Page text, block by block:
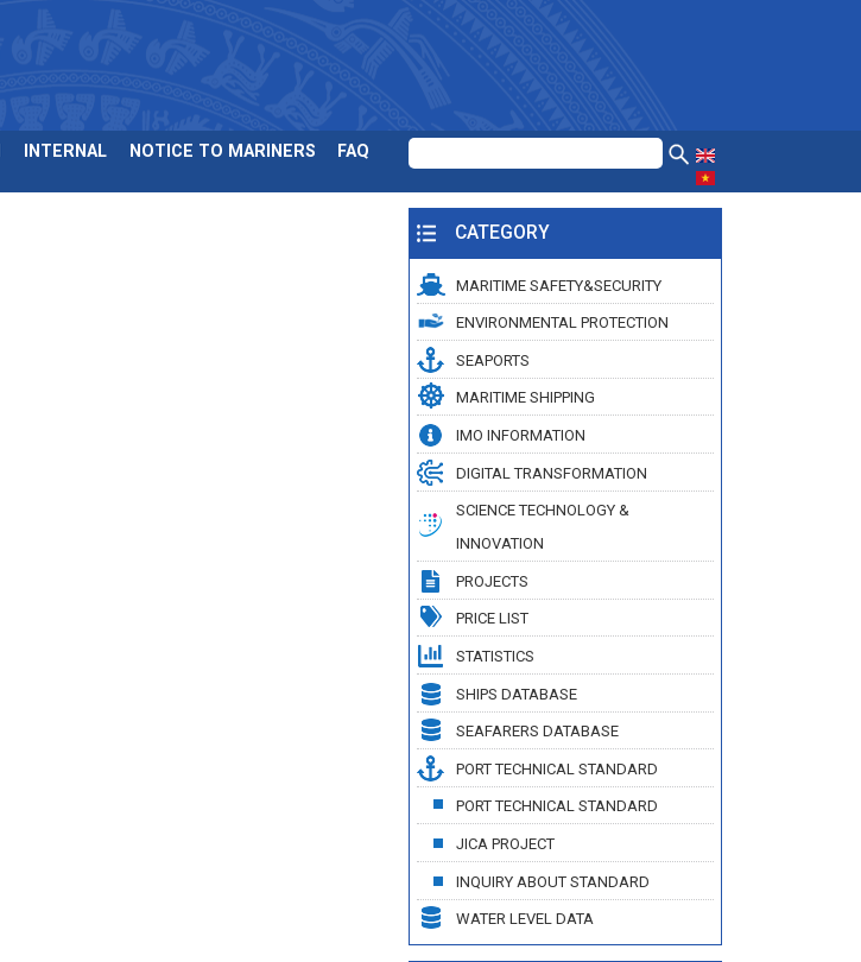
INTERNAL NOTICE TO MARINERS FAQ
CATEGORY
MARITIME SAFETY&SECURITY
ENVIRONMENTAL PROTECTION
SEAPORTS
MARITIME SHIPPING
IMO INFORMATION
DIGITAL TRANSFORMATION
SCIENCE TECHNOLOGY &
INNOVATION
PROJECTS
PRICE LIST
STATISTICS
SHIPS DATABASE
SEAFARERS DATABASE
PORT TECHNICAL STANDARD
PORT TECHNICAL STANDARD
JICA PROJECT
INQUIRY ABOUT STANDARD
WATER LEVEL DATA